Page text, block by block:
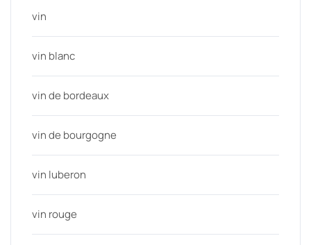
vin
vin blanc
vin de bordeaux
vin de bourgogne
vin luberon
vin rouge